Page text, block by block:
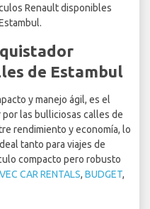
Renault disponibles
de Estambul
y manejo ágil, es el
las bulliciosas calles de
rendimiento y economía, lo
tanto para viajes de
compacto pero robusto
CAR RENTALS, BUDGET,